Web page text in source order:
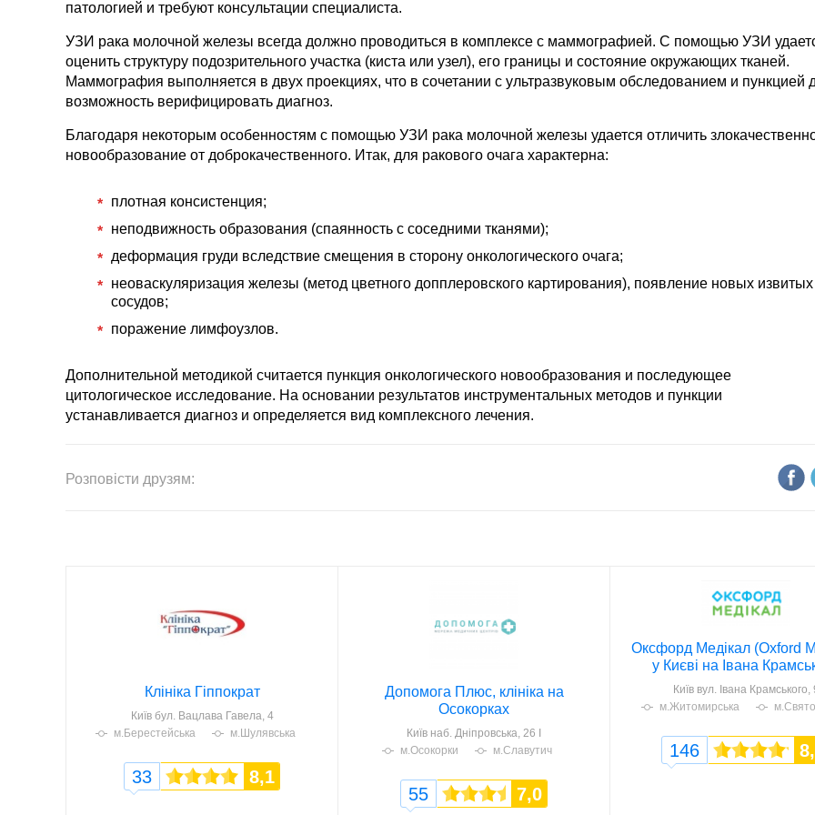
патологией и требуют консультации специалиста.
УЗИ рака молочной железы всегда должно проводиться в комплексе с маммографией. С помощью УЗИ
оценить структуру подозрительного участка (киста или узел), его границы и состояние окружающих тканей.
Маммография выполняется в двух проекциях, что в сочетании с ультразвуковым обследованием и пункцией
возможность верифицировать диагноз.
Благодаря некоторым особенностям с помощью УЗИ рака молочной железы удается отличить
новообразование от доброкачественного. Итак, для ракового очага характерна:
плотная консистенция;
неподвижность образования (спаянность с соседними тканями);
деформация груди вследствие смещения в сторону онкологического очага;
неоваскуляризация железы (метод цветного допплеровского картирования), появление новых извитых
сосудов;
поражение лимфоузлов.
Дополнительной методикой считается пункция онкологического новообразования и последующее
цитологическое исследование. На основании результатов инструментальных методов и пункции
устанавливается диагноз и определяется вид комплексного лечения.
Розповісти друзям:
Клініка Гіппократ
Київ бул. Вацлава Гавела, 4
м.Берестейська
м.Шулявська
33 8,1
Допомога Плюс, клініка на
Осокорках
Київ наб. Дніпровська, 26 І
м.Осокорки
м.Славутич
55 7,0
Оксфорд Медікал (Oxford
у Києві на Івана
Київ вул. Івана Крамського,
м.Житомирська
146